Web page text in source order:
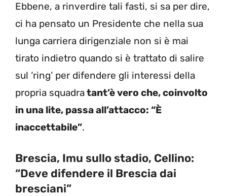
Ebbene, a rinverdire tali fasti, si sa per dire,
ci ha pensato un Presidente che nella sua
lunga carriera dirigenziale non si è mai
tirato indietro quando si è trattato di salire
sul ‘ring’ per difendere gli interessi della
propria squadratant’è vero che, coinvolto
in una lite, passa all’attacco: “È
inaccettabile”.
Brescia, Imu sullo stadio, Cellino:
“Deve difendere il Brescia dai
bresciani”